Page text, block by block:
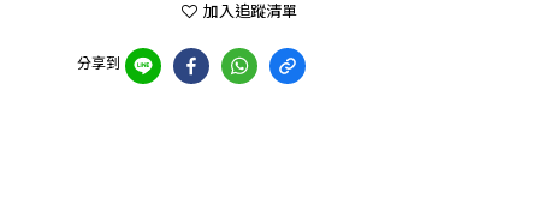
加入追蹤清單
分享到